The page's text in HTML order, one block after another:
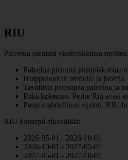
RIU
Palvelua pienintä yksityiskohtaa myöten
Palvelua pienintä yksityiskohtaa
Huippuluokan aterioita ja juomia.
Tavallista parempaa palvelua ja
Pitkä kokemus. Perhe Riu avasi
Paras mahdollinen sijainti. RIU-
RIU konsepti aikavälillä:
2026-05-01 - 2026-10-01
2026-10-01 - 2027-05-01
2027-05-01 - 2027-10-01